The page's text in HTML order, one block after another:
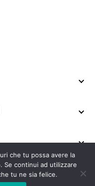
che tu possa avere la
Se continui ad utilizzare
tu ne sia felice.